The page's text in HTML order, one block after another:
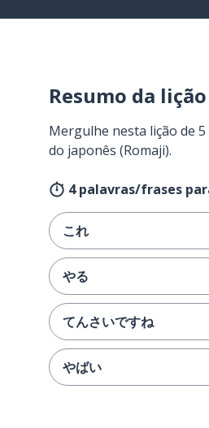
Resumo da lição
Mergulhe nesta lição de
do japonês (Romaji).
4 palavras/frases
これ
やる
てんさいですね
やばい